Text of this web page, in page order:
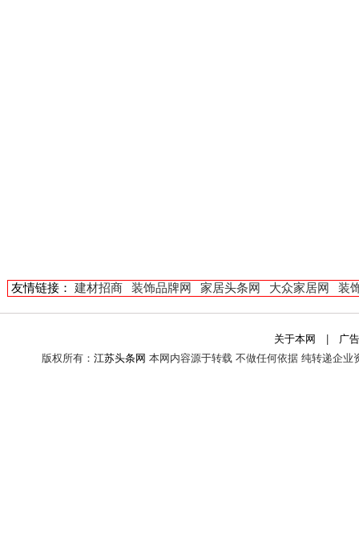
友情链接： 建材招商 装饰品牌网 家居头条网 大众家居网 装
关于本网
广
版权所有： 江苏头条网 本网内容源于转载 不做任何依据 纯转递企